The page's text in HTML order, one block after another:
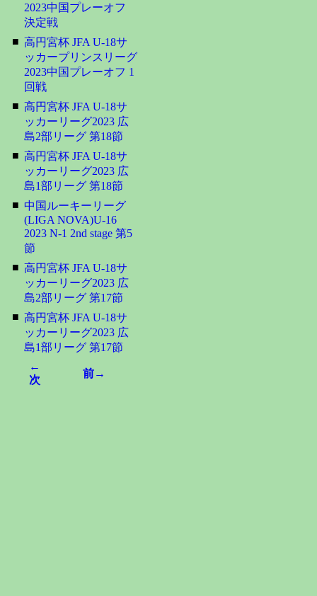
2023中国プレーオフ
決定戦
■ 高円宮杯 JFA U-18サ
ッカープリンスリーグ
2023中国プレーオフ 1
回戦
■ 高円宮杯 JFA U-18サ
ッカーリーグ2023 広
島2部リーグ 第18節
■ 高円宮杯 JFA U-18サ
ッカーリーグ2023 広
島1部リーグ 第18節
■ 中国ルーキーリーグ
(LIGA NOVA)U-16
2023 N-1 2nd stage 第5
節
■ 高円宮杯 JFA U-18サ
ッカーリーグ2023 広
島2部リーグ 第17節
■ 高円宮杯 JFA U-18サ
ッカーリーグ2023 広
島1部リーグ 第17節
←
次
前→